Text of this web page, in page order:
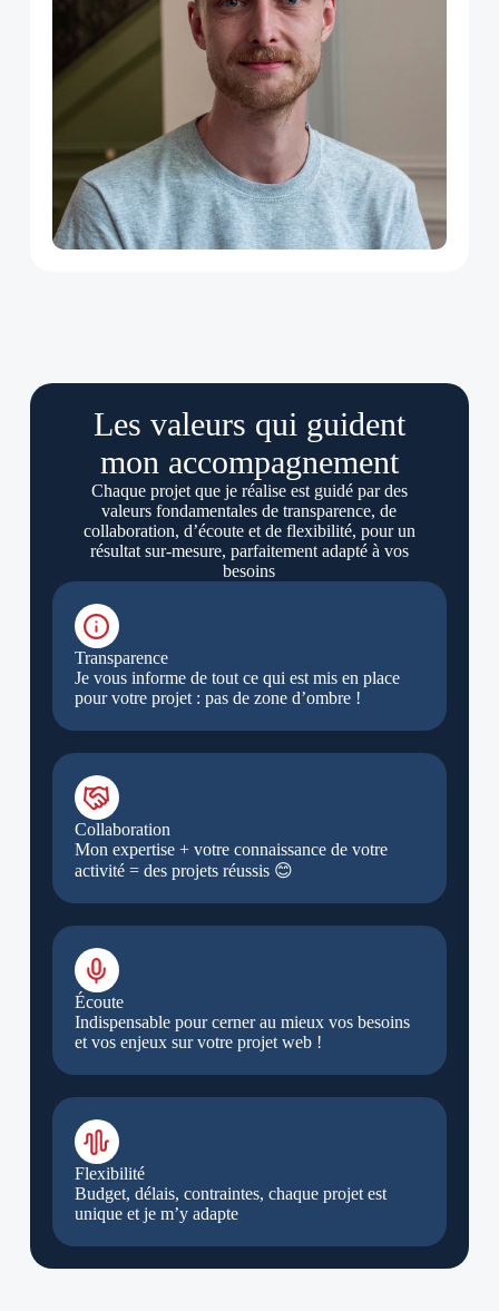
Les valeurs qui guident
mon accompagnement
Chaque projet que je réalise est guidé par des
valeurs fondamentales de transparence, de
collaboration, d’écoute et de flexibilité, pour un
résultat sur-mesure, parfaitement adapté à vos
besoins
Transparence
Je vous informe de tout ce qui est mis en place
pour votre projet : pas de zone d’ombre !
Collaboration
Mon expertise + votre connaissance de votre
activité = des projets réussis 😊
Écoute
Indispensable pour cerner au mieux vos besoins
et vos enjeux sur votre projet web !
Flexibilité
Budget, délais, contraintes, chaque projet est
unique et je m’y adapte